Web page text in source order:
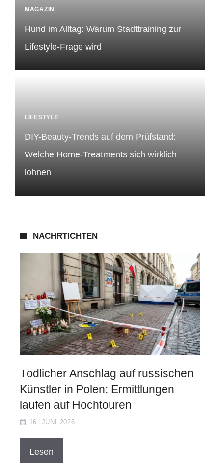
MAGAZIN
Hund im Alltag: Warum Stadttraining zur
Lifestyle-Frage wird
LIFESTYLE
DIY-Beauty-Trends auf dem Prüfstand:
Welche Home-Treatments sich wirklich
lohnen
NACHRTICHTEN
Tödlicher Anschlag auf russischen
Künstler in Polen: Ermittlungen
laufen auf Hochtouren
16. JUNI 2026
Lesen